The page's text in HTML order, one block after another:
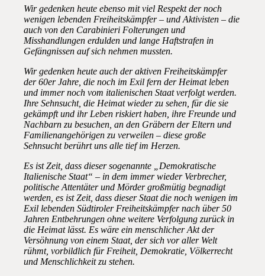
Wir gedenken heute ebenso mit viel Respekt der noch
wenigen lebenden Freiheitskämpfer – und Aktivisten – die
auch von den Carabinieri Folterungen und
Misshandlungen erdulden und lange Haftstrafen in
Gefängnissen auf sich nehmen mussten.
Wir gedenken heute auch der aktiven Freiheitskämpfer
der 60er Jahre, die noch im Exil fern der Heimat leben
und immer noch vom italienischen Staat verfolgt werden.
Ihre Sehnsucht, die Heimat wieder zu sehen, für die sie
gekämpft und ihr Leben riskiert haben, ihre Freunde und
Nachbarn zu besuchen, an den Gräbern der Eltern und
Familienangehörigen zu verweilen – diese große
Sehnsucht berührt uns alle tief im Herzen.
Es ist Zeit, dass dieser sogenannte „Demokratische
Italienische Staat“ – in dem immer wieder Verbrecher,
politische Attentäter und Mörder großmütig begnadigt
werden, es ist Zeit, dass dieser Staat die noch wenigen im
Exil lebenden Südtiroler Freiheitskämpfer nach über 50
Jahren Entbehrungen ohne weitere Verfolgung zurück in
die Heimat lässt. Es wäre ein menschlicher Akt der
Versöhnung von einem Staat, der sich vor aller Welt
rühmt, vorbildlich für Freiheit, Demokratie, Völkerrecht
und Menschlichkeit zu stehen.